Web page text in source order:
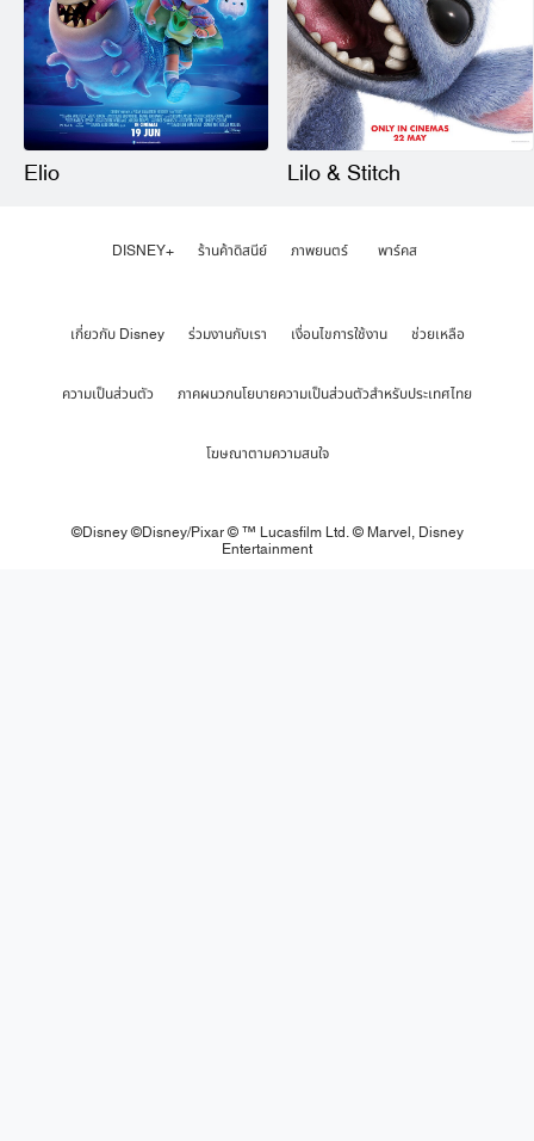
Elio Lilo & Stitch
DISNEY+ ร้านค้าดิสนีย์ ภาพยนตร์ พาร์คส
เกี่ยวกับ Disney ร่วมงานกับเรา เงื่อนไขการใช้งาน ช่วยเหลือ
ความเป็นส่วนตัว ภาคผนวกนโยบายความเป็นส่วนตัวสำหรับประเทศไทย
โฆษณาตามความสนใจ
©Disney ©Disney/Pixar © ™ Lucasfilm Ltd. © Marvel, Disney
Entertainment